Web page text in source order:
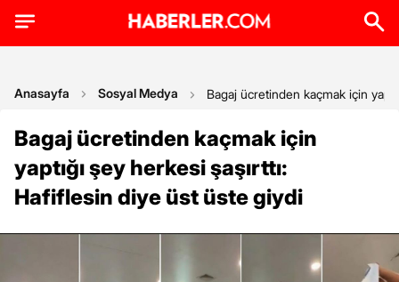
Anasayfa Sosyal Medya Bagaj ücretinden kaçmak için
Bagaj ücretinden kaçmak için
yaptığı şey herkesi şaşırttı:
Hafiflesin diye üst üste giydi